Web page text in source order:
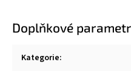
Doplňkové
Kategorie: